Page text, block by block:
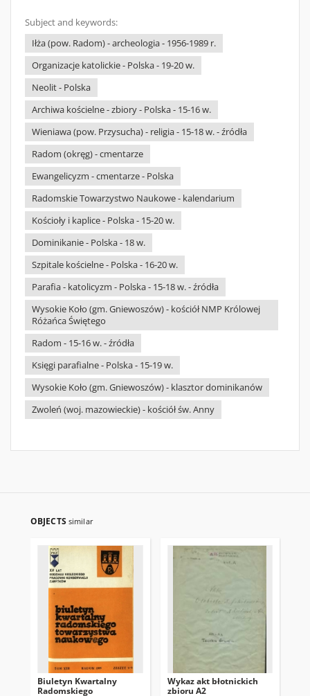
Subject and keywords:
Iłża (pow. Radom) - archeologia - 1956-1989 r.
Organizacje katolickie - Polska - 19-20 w.
Neolit - Polska
Archiwa kościelne - zbiory - Polska - 15-16 w.
Wieniawa (pow. Przysucha) - religia - 15-18 w. - źródła
Radom (okręg) - cmentarze
Ewangelicyzm - cmentarze - Polska
Radomskie Towarzystwo Naukowe - kalendarium
Kościoły i kaplice - Polska - 15-20 w.
Dominikanie - Polska - 18 w.
Szpitale kościelne - Polska - 16-20 w.
Parafia - katolicyzm - Polska - 15-18 w. - źródła
Wysokie Koło (gm. Gniewoszów) - kościół NMP Królowej
Różańca Świętego
Radom - 15-16 w. - źródła
Księgi parafialne - Polska - 15-19 w.
Wysokie Koło (gm. Gniewoszów) - klasztor dominikanów
Zwoleń (woj. mazowieckie) - kościół św. Anny
OBJECTS similar
Biuletyn Kwartalny
Radomskiego
Wykaz akt błotnickich
zbioru A2